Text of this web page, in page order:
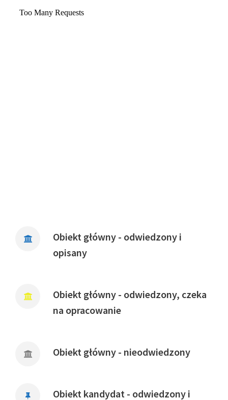
Obiekt główny - odwiedzony i
opisany
Obiekt główny - odwiedzony, czeka
na opracowanie
Obiekt główny - nieodwiedzony
Obiekt kandydat - odwiedzony i